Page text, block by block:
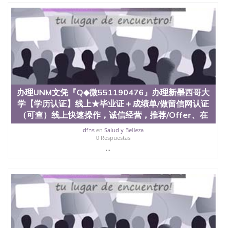
University）圣何塞州立大学文凭（San Jose State
University）文凭圣何塞州立大学文凭（San Jose
State University）圣何塞州立大学学历（ San Jose
State University）圣何塞州立大学学历（San Jose
State University）圣何塞州立大学学历（San Jose
State University）圣 塞州立大学学历（San Jose
State University）圣何塞州立大学（San Jose State
University）圣何塞州立大学（San Jose State
University）圣何塞州立大学（San Jose State
University）圣何塞州立大学（San Jose State
University）圣何塞州立大学学位证（San Jose State
University）圣何塞州立大学学位证（San Jose State
University）圣何塞州立大学学位证（San Jose State
University）圣何塞州立大学（San Jose State
University）圣何塞州立大学（San Jose State
University）圣何塞州立大学（San Jose State
University）圣何塞州立大学学位证（San Jose State
University）圣何塞州立大学结业证（San Jose State
University）圣何塞州立大学结业证（San Jose State
University）圣何塞州立大学结业证（San Jose State
University）圣何塞州立大学学位证（San Jose State
办理UNM文凭『Q◆微551190476』办理新墨西哥大
学【学历认证】线上★毕业证＋成绩单/做留信网认证
（可查）线上快速操作，诚信经营，推荐/Offer、在
dfnsen Salud y Belleza
0 Respuestas
...